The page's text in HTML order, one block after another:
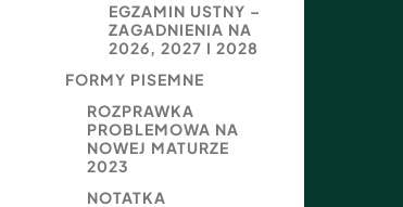
EGZAMIN USTNY –
ZAGADNIENIA NA
2026, 2027 I 2028
FORMY PISEMNE
ROZPRAWKA
PROBLEMOWA NA
NOWEJ MATURZE
2023
NOTATKA